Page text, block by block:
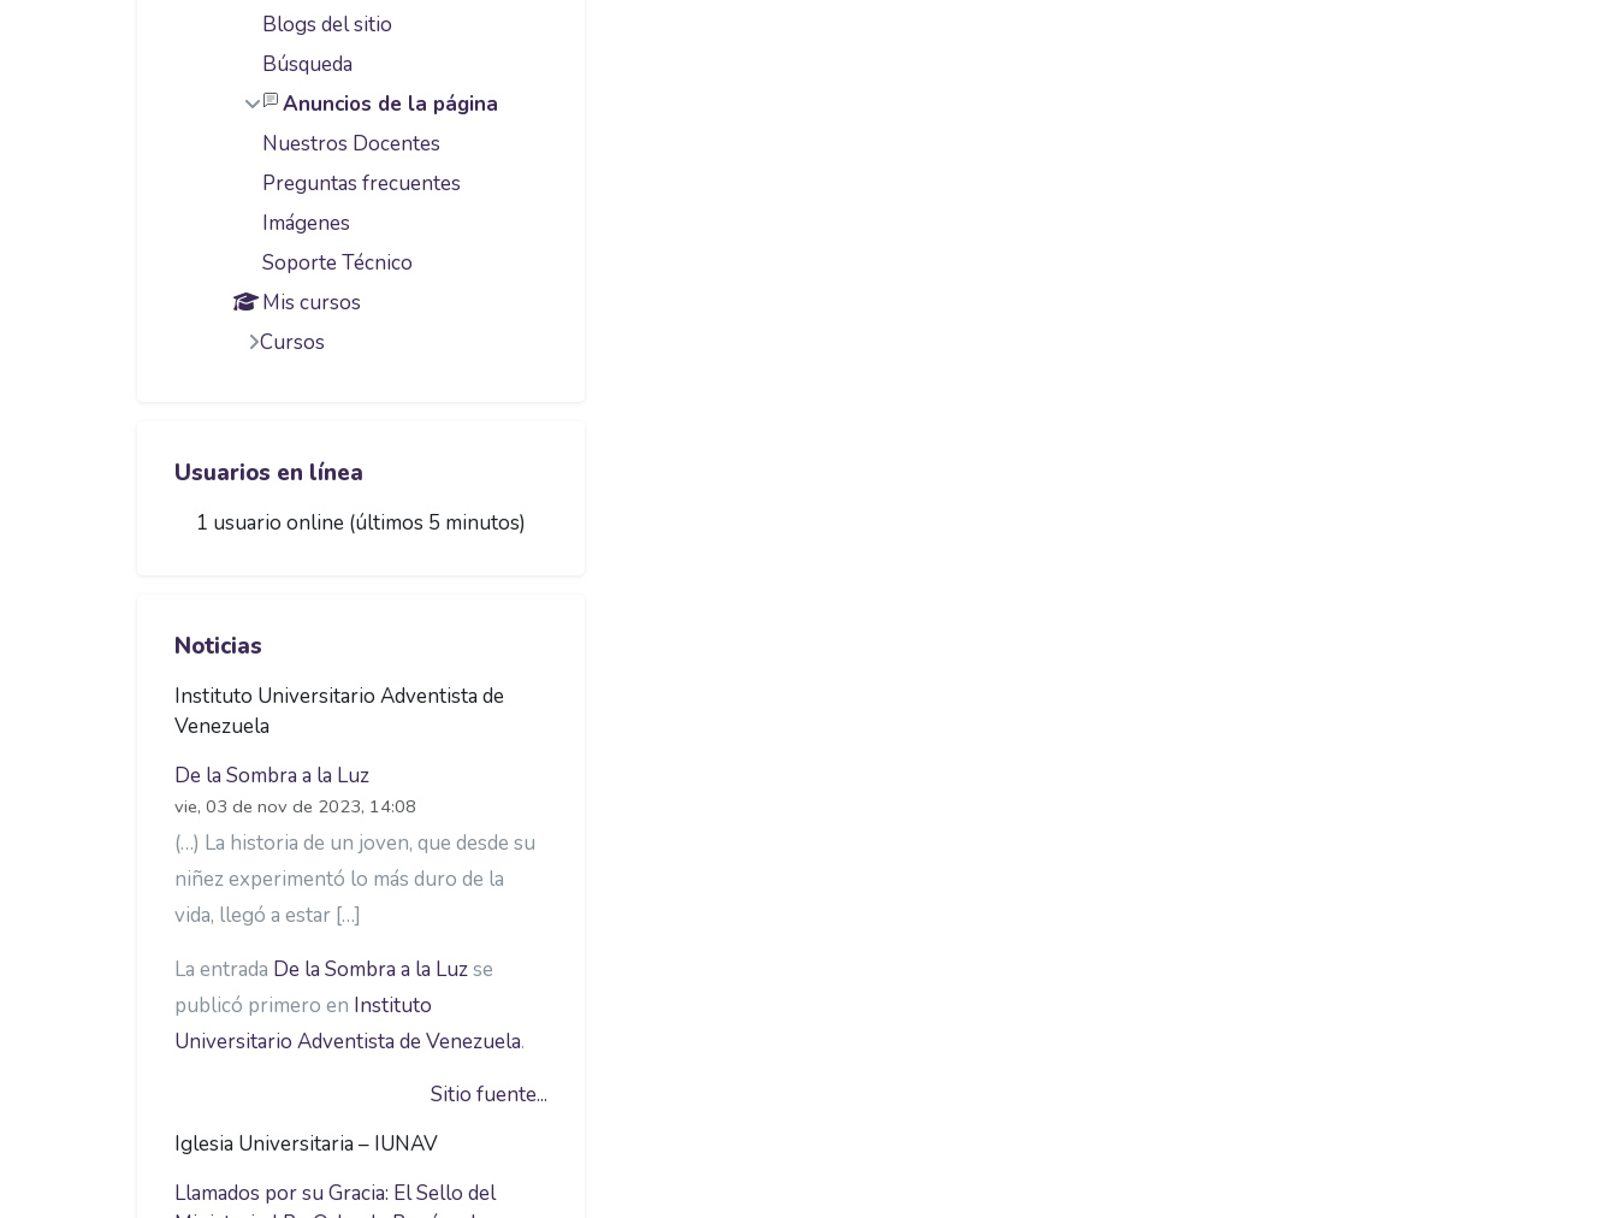
Blogs del sitio
Búsqueda
Anuncios de la página
Nuestros Docentes
Preguntas frecuentes
Imágenes
Soporte Técnico
Mis cursos
Cursos
Usuarios en línea
1 usuario online (últimos 5 minutos)
Noticias
Instituto Universitario Adventista de
Venezuela
De la Sombra a la Luz
vie, 03 de nov de 2023, 14:08
(…) La historia de un joven, que desde su
niñez experimentó lo más duro de la
vida, llegó a estar […]
La entrada De la Sombra a la Luzse
publicó primero en Instituto
Universitario Adventista de Venezuela.
Sitio fuente...
Iglesia Universitaria – IUNAV
Llamados por su Gracia: El Sello del